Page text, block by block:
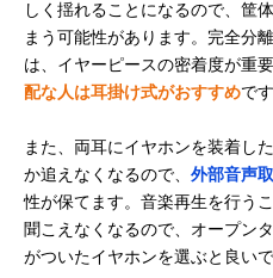
しく揺れることになるので、筐
まう可能性があります。完全分
は、イヤーピースの密着度が重要
配な人は耳掛け式がおすすめです
また、両耳にイヤホンを装着し
か追えなくなるので、 外部音声
性が保てます。音楽再生を行う
聞こえなくなるので、オープン
がついたイヤホンを選ぶと良いで